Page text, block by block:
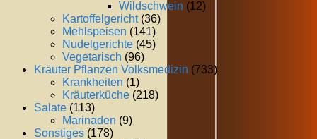
Wildschwein (12)
Kartoffelgericht(36)
Mehlspeisen (141)
Nudelgerichte (45)
Vegetarisch (96)
Kräuter Pflanzen Volksmedizin (733)
Krankheiten (1)
Kräuterküche (218)
Salate (113)
Marinaden (9)
Sonstiges (178)